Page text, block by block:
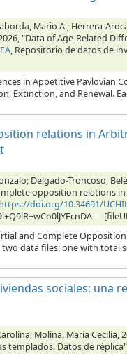
Mario A.; Herrera-
"Data of Age-Related
, Repositorio de datos de
in Appetitive Pavlovian
Extinction, and Renewal.
relations in
Delgado-Troncoso,
opposition relations
https://doi.org/10.34691/
and Complete
two data files: one with total
sociales: una
Molina, María
templados. Datos de